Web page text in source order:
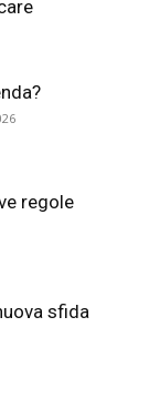
regole
sfida